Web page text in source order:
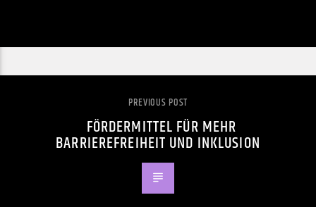
PREVIOUS POST
FÖRDERMITTEL FÜR MEHR
BARRIEREFREIHEIT UND INKLUSION